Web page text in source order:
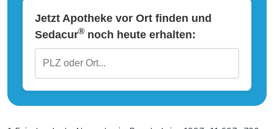
Jetzt Apotheke vor Ort finden und
Sedacur® noch heute erhalten: